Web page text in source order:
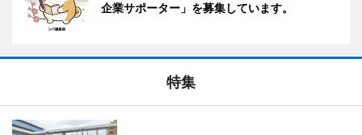
企業サポーター」を募集しています。
特集